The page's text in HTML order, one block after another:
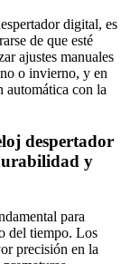
digital, es
de que esté
ajustes manuales
o invierno, y en
automática con la
despertador
y
para
del tiempo. Los
precisión en la